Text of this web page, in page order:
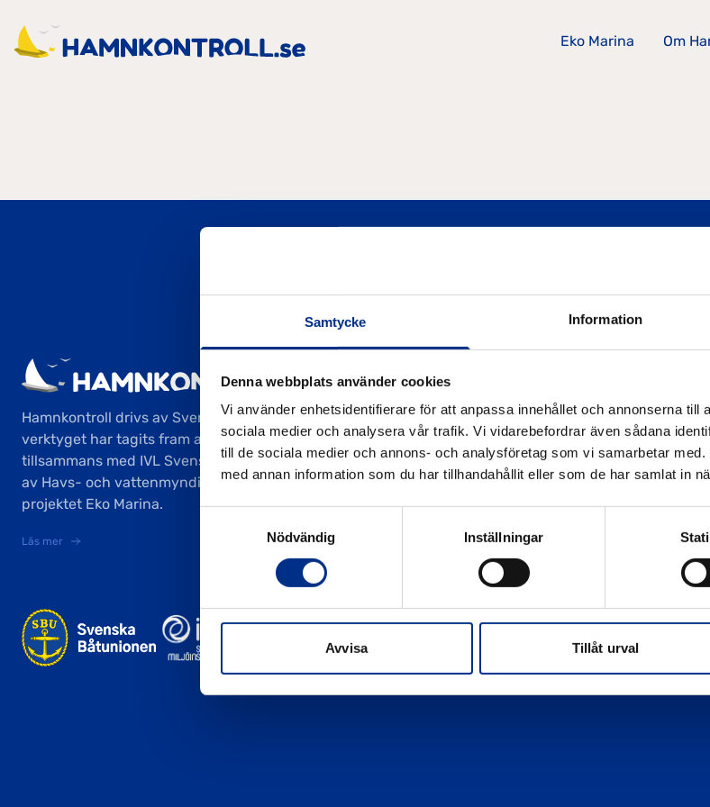
Samtycke Information
Denna webbplats använder cookies
Vi använder enhetsidentifierare för att anpassa innehållet och annonserna till
sociala medier och analysera vår trafik. Vi vidarebefordrar även sådana
till de sociala medier och annons- och analysföretag som vi samarbetar
med annan information som du har tillhandahållit eller som de har samlat in
Nödvändig
Inställningar
Avvisa Tillåt urval
Eko Marina Om
Hamnkontroll drivs av Svenska Båtunionen och
verktyget har tagits fram av Svenska Båtunionen
tillsammans med IVL Svenska Miljöinstitutet, finansierat
av Havs- och vattenmyndigheten inom ramen för
projektet Eko Marina.
Läs mer
Eko Marina
Om Hamnkontroll